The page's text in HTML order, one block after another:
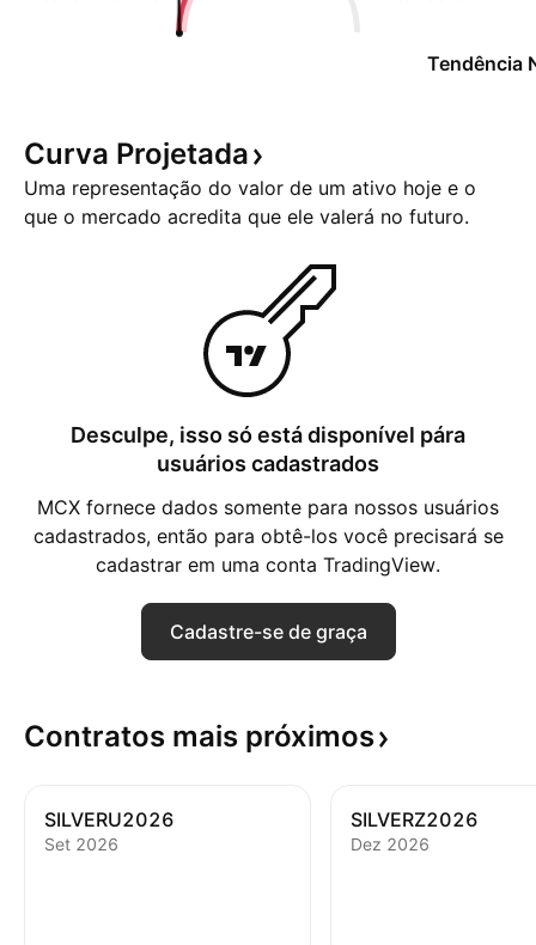
Tendência
Curva Projetada
Uma representação do valor de um ativo hoje e o
que o mercado acredita que ele valerá no futuro.
Desculpe, isso só está disponível pára
usuários cadastrados
MCX fornece dados somente para nossos usuários
cadastrados, então para obtê-los você precisará se
cadastrar em uma conta TradingView.
Cadastre-se de graça
Contratos mais próximos
SILVERU2026
Set 2026
SILVERZ2026
Dez 2026